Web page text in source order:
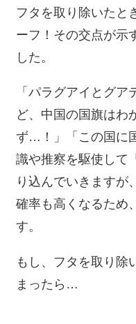
フタを取り除いたと
ーフ！その交点が示
した。
「パラグアイとグ
ど、中国の国旗はわ
ず…！」「この国に
識や推察を駆使して
り込んでいきますが
確率も高くなるため
す。
もし、フタを取り除
まったら…